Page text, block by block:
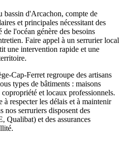
bassin d'Arcachon, compte de
et principales nécessitant des
l'océan génère des besoins
Faire appel à un serrurierlocal
une intervention rapide et une
Cap-Ferret regroupe des artisans
types de bâtiments : maisons
et locaux professionnels.
à respecter les délais et à maintenir
nos serruriers disposent des
Qualibat) et des assurances